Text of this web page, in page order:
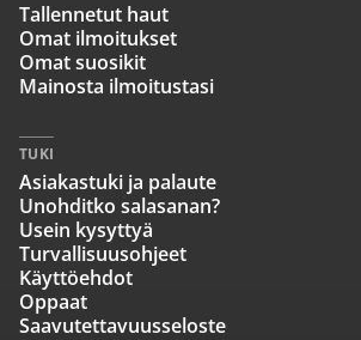
Tallennetut haut
Omat ilmoitukset
Omat suosikit
Mainosta ilmoitustasi
TUKI
Asiakastuki ja palaute
Unohditko salasanan?
Usein kysyttyä
Turvallisuusohjeet
Käyttöehdot
Oppaat
Saavutettavuusseloste